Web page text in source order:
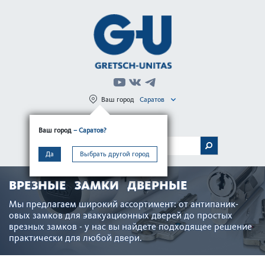
Ваш город – Саратов?
Да Выбрать другой город
Ваш город Саратов
МЕНЮ
ВРЕЗНЫЕ ЗАМКИ ДВЕРНЫЕ
Мы предлагаем широкий ассортимент: от антипани­к­
овых замков для эвакуацио­нных дверей до про­стых
врезных замков - у нас вы найдете подходящее решение
практически для любой двери.